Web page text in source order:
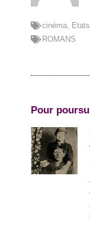
cinéma,
ROMANS
Pour